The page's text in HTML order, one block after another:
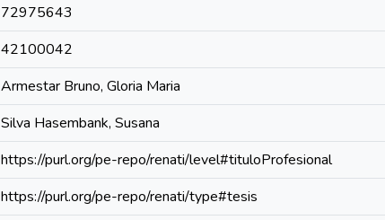
72975643
42100042
Armestar Bruno, Gloria Maria
Silva Hasembank, Susana
https://purl.org/pe-repo/renati/level#tituloProfesional
https://purl.org/pe-repo/renati/type#tesis